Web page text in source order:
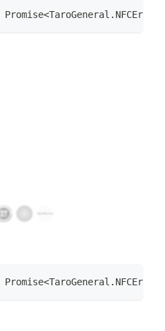
Promise<TaroGeneral . NFCError
Promise<TaroGeneral . NFCError